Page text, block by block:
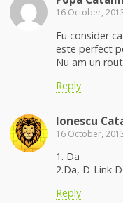
16 October,
Eu consider
este perfect
Nu am un
Reply
Ionescu
16 October,
1. Da
2.Da, D-Link
Reply